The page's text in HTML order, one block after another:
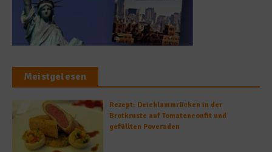
Meistgelesen
Rezept: Deichlammrücken in der
Brotkruste auf Tomatenconfit und
gefüllten Poveraden